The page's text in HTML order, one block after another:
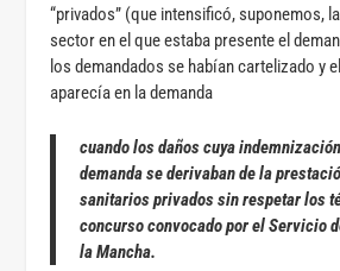
“privados” (que intensificó, suponemos,
sector en el que estaba presente el
los demandados se habían cartelizado y
aparecía en la demanda
cuando los daños cuya
demanda se derivaban de la
sanitarios privados sin respetar los
concurso convocado por el Servicio
la Mancha.